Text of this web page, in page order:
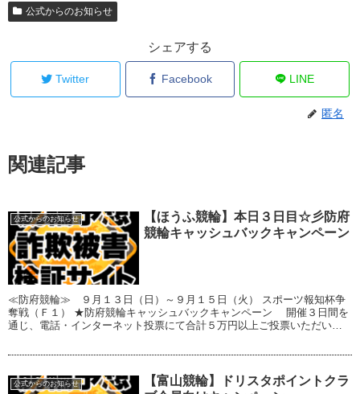
公式からのお知らせ
シェアする
Twitter Facebook LINE
匿名
関連記事
公式からのお知らせ
【ほうふ競輪】本日３日目☆彡防府
競輪キャッシュバックキャンペーン
≪防府競輪≫ ９月１３日（日）～９月１５日（火） スポーツ報知杯争
奪戦（Ｆ１） ★防府競輪キャッシュバックキャンペーン 開催３日間を
通じ、電話・インターネット投票にて合計５万円以上ご投票いただいた
公式からのお知らせ
【富山競輪】ドリスタポイントクラ